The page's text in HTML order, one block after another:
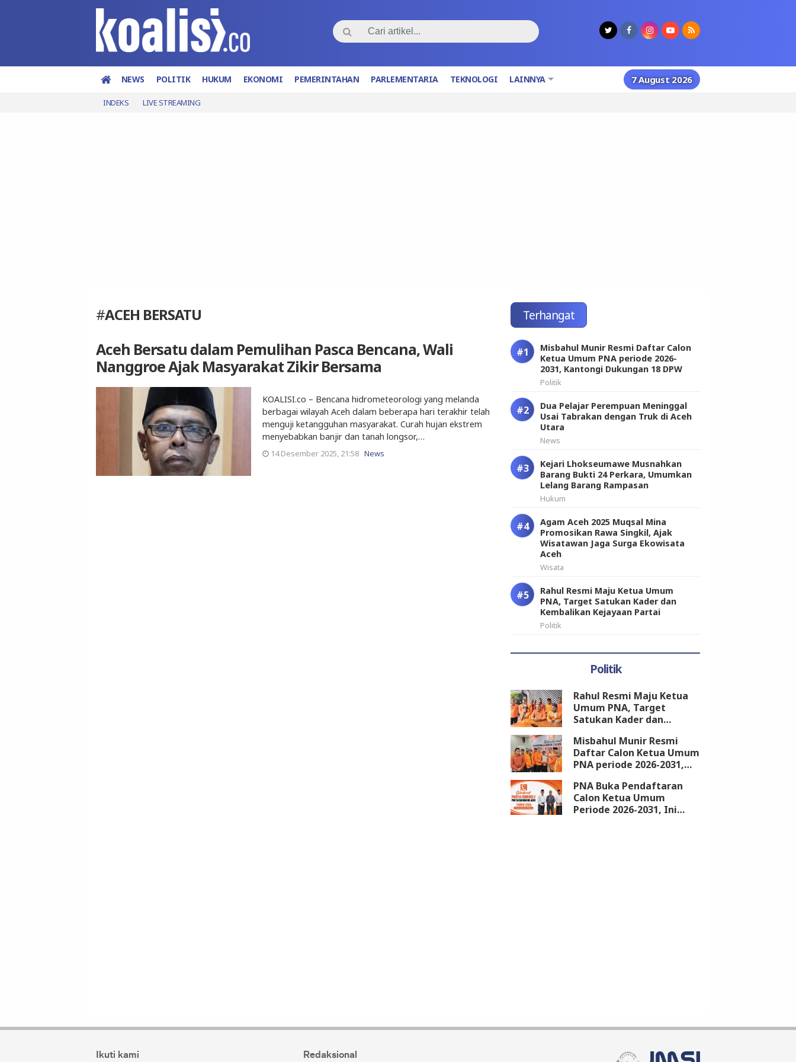
NEWS POLITIK HUKUM EKONOMI PEMERINTAHAN PARLEMENTARIA TEKNOLOGI LAINNYA 7 August 2026
INDEKS LIVE STREAMING
#ACEH BERSATU
Aceh Bersatu dalam Pemulihan Pasca Bencana, Wali
Nanggroe Ajak Masyarakat Zikir Bersama
KOALISI.co – Bencana hidrometeorologi yang melanda
berbagai wilayah Aceh dalam beberapa hari terakhir telah
menguji ketangguhan masyarakat. Curah hujan ekstrem
menyebabkan banjir dan tanah longsor,…
14 Desember 2025, 21:58 News
Terhangat
Misbahul Munir Resmi Daftar Calon
Ketua Umum PNA periode 2026-
2031, Kantongi Dukungan 18 DPW
Politik
Dua Pelajar Perempuan Meninggal
Usai Tabrakan dengan Truk di Aceh
Utara
News
Kejari Lhokseumawe Musnahkan
Barang Bukti 24 Perkara, Umumkan
Lelang Barang Rampasan
Hukum
Agam Aceh 2025 Muqsal Mina
Promosikan Rawa Singkil, Ajak
Wisatawan Jaga Surga Ekowisata
Aceh
Wisata
Rahul Resmi Maju Ketua Umum
PNA, Target Satukan Kader dan
Kembalikan Kejayaan Partai
Politik
Politik
Rahul Resmi Maju Ketua
Umum PNA, Target
Satukan Kader dan
Partai
Misbahul Munir Resmi
Daftar Calon Ketua Umum
PNA periode 2026-2031,
DPW
PNA Buka Pendaftaran
Calon Ketua Umum
Periode 2026-2031, Ini
Ikuti kami Redaksional